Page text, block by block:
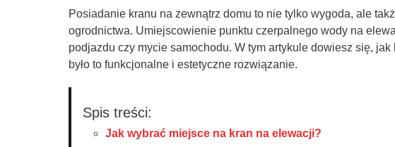
Posiadanie kranu na zewnątrz domu to nie tylko wygoda, ale
ogrodnictwa. Umiejscowienie punktu czerpalnego wody na
podjazdu czy mycie samochodu. W tym artykule dowiesz się,
było to funkcjonalne i estetyczne rozwiązanie.
Spis treści:
Jak wybrać miejsce na kran na elewacji?